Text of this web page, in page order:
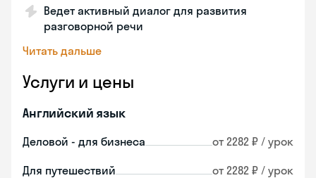
Ведет активный диалог для развития
разговорной речи
Читать дальше
Услуги и цены
Английский язык
Деловой - для бизнеса от 2282 ₽ / урок
Для путешествий от 2282 ₽ / урок